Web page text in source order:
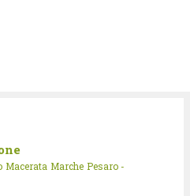
Macerata Marche Pesaro -